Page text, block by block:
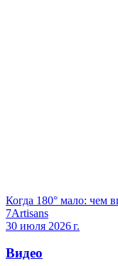
Когда 180° мало: чем
7Artisans
30 июля 2026 г.
Видео